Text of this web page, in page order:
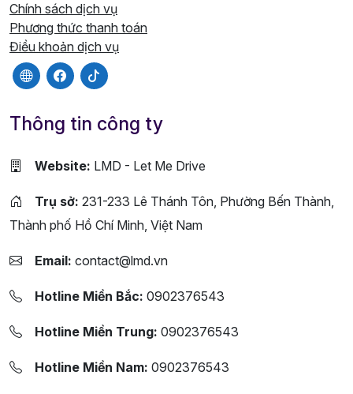
Chính sách dịch vụ
Phương thức thanh toán
Điều khoản dịch vụ
Thông tin công ty
Website: LMD - Let Me Drive
Trụ sở: 231-233 Lê Thánh Tôn, Phường Bến Thành,
Thành phố Hồ Chí Minh, Việt Nam
Email: contact@lmd.vn
Hotline Miền Bắc: 0902376543
Hotline Miền Trung: 0902376543
Hotline Miền Nam: 0902376543